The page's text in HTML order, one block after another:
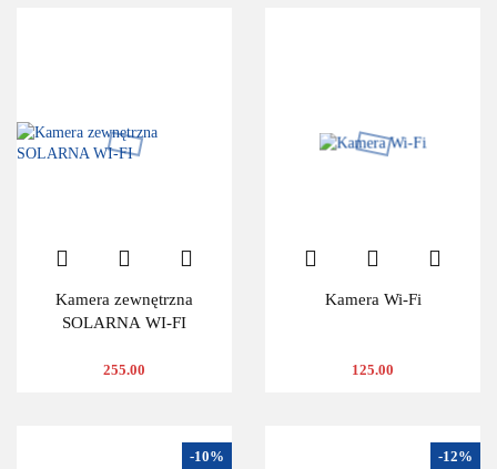
Kamera zewnętrzna
SOLARNA WI-FI
255.00
Kamera Wi-Fi
125.00
-10% -12%